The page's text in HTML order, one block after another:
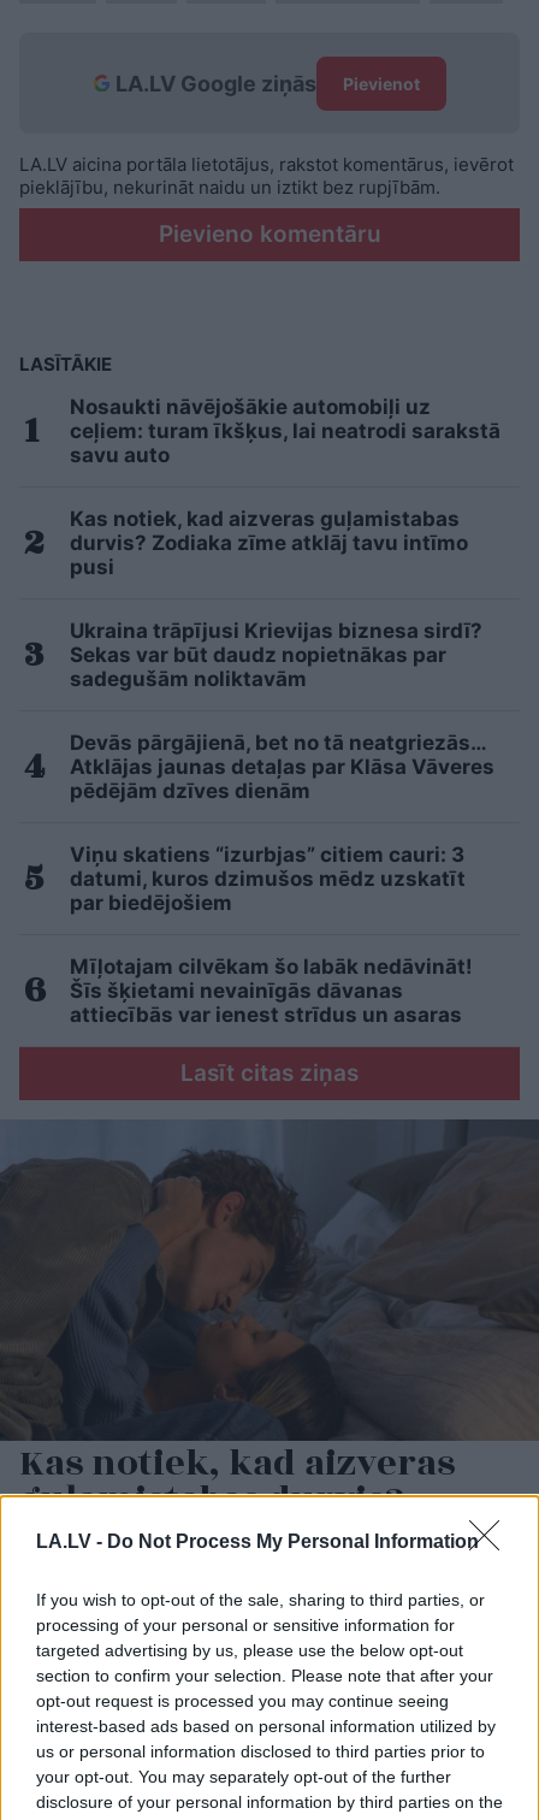
LA.LV - Do Not Process My Personal Information
If you wish to opt-out of the sale, sharing to third parties, or
processing of your personal or sensitive information for
targeted advertising by us, please use the below opt-out
section to confirm your selection. Please note that after your
opt-out request is processed you may continue seeing
interest-based ads based on personal information utilized by
us or personal information disclosed to third parties prior to
your opt-out. You may separately opt-out of the further
disclosure of your personal information by third parties on the
LA.LV Google ziņās Pievienot
LA.LV aicina portāla lietotājus, rakstot komentārus, ievērot
pieklājību, nekurināt naidu un iztikt bez rupjībām.
Pievieno komentāru
LASĪTĀKIE
Nosaukti nāvējošākie automobiļi uz
ceļiem: turam īkšķus, lai neatrodi sarakstā
savu auto
Kas notiek, kad aizveras guļamistabas
durvis? Zodiaka zīme atklāj tavu intīmo
pusi
Ukraina trāpījusi Krievijas biznesa sirdī?
Sekas var būt daudz nopietnākas par
sadegušām noliktavām
Devās pārgājienā, bet no tā neatgriezās…
Atklājas jaunas detaļas par Klāsa Vāveres
pēdējām dzīves dienām
Viņu skatiens “izurbjas” citiem cauri: 3
datumi, kuros dzimušos mēdz uzskatīt
par biedējošiem
Mīļotajam cilvēkam šo labāk nedāvināt!
Šīs šķietami nevainīgās dāvanas
attiecībās var ienest strīdus un asaras
Lasīt citas ziņas
Kas notiek, kad aizveras
guļamistabas durvis?
Zodiaka zīme atklāj tavu